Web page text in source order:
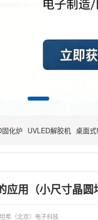
固化炉 UVLED解胶机 桌面
用（小尺寸晶圆
希（北京）电子科技